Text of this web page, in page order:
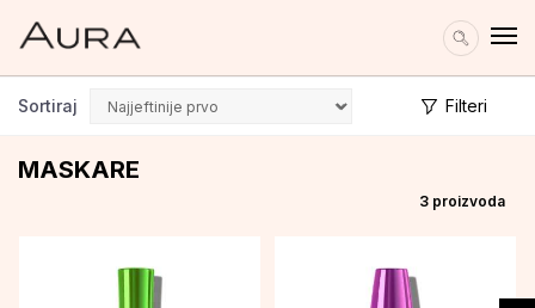
MASKARE
Sortiraj Filteri
3 proizvoda